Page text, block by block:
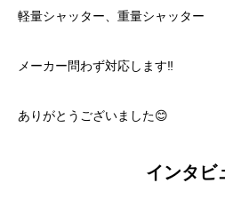
軽量シャッター、重量シャッター
メーカー問わず対応します‼️
ありがとうございました😊
インタビ